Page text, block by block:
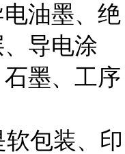
油墨、绝
导电涂
墨、工序
包装、印